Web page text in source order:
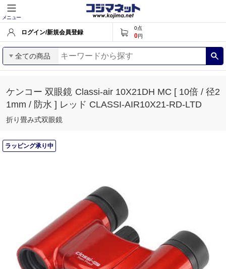
メニュー
ログイン/新規会員登録
0点
0円
全ての商品
ケンコー 双眼鏡 Classi-air 10X21DH MC [ 10倍 / 径2
1mm / 防水 ] レッド CLASSI-AIR10X21-RD-LTD
折り畳み式双眼鏡
ラッピング承り中